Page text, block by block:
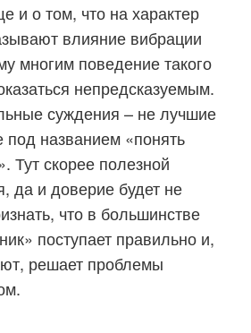
и о том, что на характер
влияние вибрации
многим поведение такого
непредсказуемым.
суждения – не лучшие
названием «понять
Тут скорее полезной
да и доверие будет не
что в большинстве
поступает правильно и,
решает проблемы